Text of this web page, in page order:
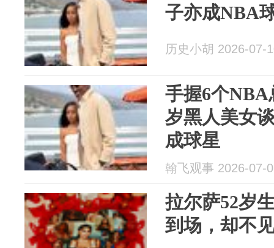
子亦成NBA
历史小胡 2026-07-
手握6个NBA
岁黑人美女
成球星
翰飞观事 2026-07-
拉尔萨52岁
到场，却不